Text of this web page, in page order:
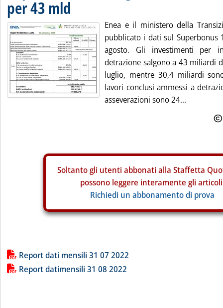
per 43 mld
Enea e il ministero della
pubblicato i dati sul Superbonus
agosto. Gli investimenti per
detrazione salgono a 43 miliardi
luglio, mentre 30,4 miliardi
lavori conclusi ammessi a
asseverazioni sono 24...
Soltanto gli utenti abbonati alla Staffetta
possono leggere interamente gli
Richiedi un abbonamento di prova
Lista allegati PDF alla notizia
Report dati mensili 31 07 2022
Report datimensili 31 08 2022